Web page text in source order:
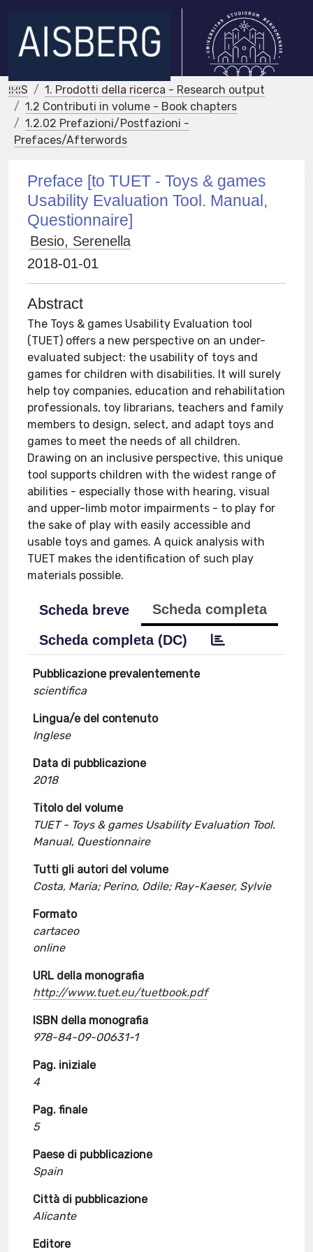
IRIS
1. Prodotti della ricerca - Research output
1.2 Contributi in volume - Book chapters
1.2.02 Prefazioni/Postfazioni -
Prefaces/Afterwords
Preface [to TUET - Toys & games
Usability Evaluation Tool. Manual,
Questionnaire]
Besio, Serenella
2018-01-01
Abstract
The Toys & games Usability Evaluation tool
(TUET) offers a new perspective on an under-
evaluated subject: the usability of toys and
games for children with disabilities. It will surely
help toy companies, education and rehabilitation
professionals, toy librarians, teachers and family
members to design, select, and adapt toys and
games to meet the needs of all children.
Drawing on an inclusive perspective, this unique
tool supports children with the widest range of
abilities - especially those with hearing, visual
and upper-limb motor impairments - to play for
the sake of play with easily accessible and
usable toys and games. A quick analysis with
TUET makes the identification of such play
materials possible.
Scheda breve
Scheda completa
Scheda completa (DC)
Pubblicazione prevalentemente
scientifica
Lingua/e del contenuto
Inglese
Data di pubblicazione
2018
Titolo del volume
TUET - Toys & games Usability Evaluation Tool.
Manual, Questionnaire
Tutti gli autori del volume
Costa, Maria; Perino, Odile; Ray-Kaeser, Sylvie
Formato
cartaceo
online
URL della monografia
http://www.tuet.eu/tuetbook.pdf
ISBN della monografia
978-84-09-00631-1
Pag. iniziale
4
Pag. finale
5
Paese di pubblicazione
Spain
Città di pubblicazione
Alicante
Editore